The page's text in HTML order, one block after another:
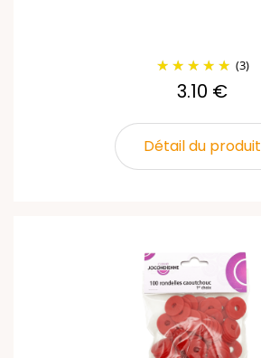
(3)
3.10 €
Détail du produit